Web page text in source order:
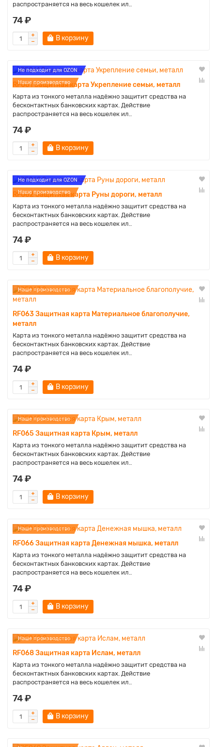
распространяется на весь кошелек ил..
74 ₽
В корзину
Не подходит для OZON
Наше производство
RF061 Защитная карта Укрепление семьи, металл
Карта из тонкого металла надёжно защитит средства на
бесконтактных банковских картах. Действие
распространяется на весь кошелек ил..
74 ₽
В корзину
Не подходит для OZON
Наше производство
RF062 Защитная карта Руны дороги, металл
Карта из тонкого металла надёжно защитит средства на
бесконтактных банковских картах. Действие
распространяется на весь кошелек ил..
74 ₽
В корзину
Наше производство
RF063 Защитная карта Материальное благополучие,
металл
Карта из тонкого металла надёжно защитит средства на
бесконтактных банковских картах. Действие
распространяется на весь кошелек ил..
74 ₽
В корзину
Наше производство
RF065 Защитная карта Крым, металл
Карта из тонкого металла надёжно защитит средства на
бесконтактных банковских картах. Действие
распространяется на весь кошелек ил..
74 ₽
В корзину
Наше производство
RF066 Защитная карта Денежная мышка, металл
Карта из тонкого металла надёжно защитит средства на
бесконтактных банковских картах. Действие
распространяется на весь кошелек ил..
74 ₽
В корзину
Наше производство
RF068 Защитная карта Ислам, металл
Карта из тонкого металла надёжно защитит средства на
бесконтактных банковских картах. Действие
распространяется на весь кошелек ил..
74 ₽
В корзину